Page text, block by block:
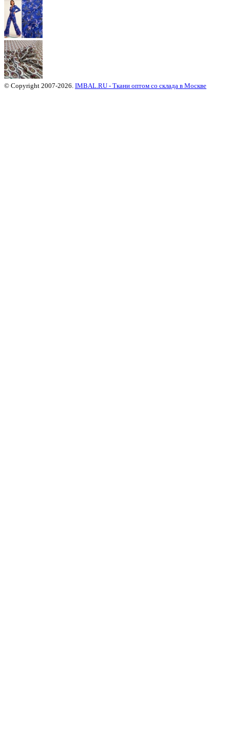
© Copyright 2007-2026. IMBAL.RU - Ткани оптом со склада в Москве